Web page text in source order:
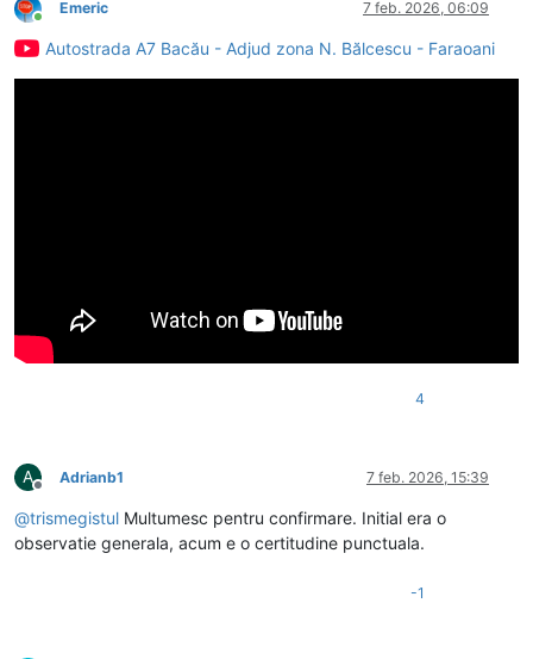
Conectat
Emeric 7 feb. 2026, 06:09
Autostrada A7 Bacău - Adjud zona N. Bălcescu - Faraoani
4
A
Deconectat
Adrianb1 7 feb. 2026, 15:39
@trismegistul Multumesc pentru confirmare. Initial era o
observatie generala, acum e o certitudine punctuala.
-1